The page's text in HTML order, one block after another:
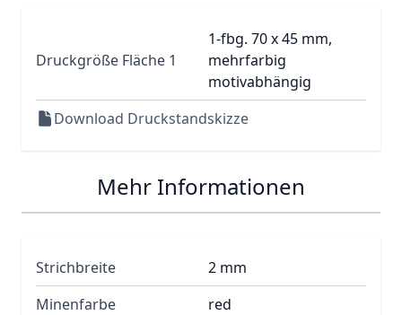
Druckgröße Fläche 1
1-fbg. 70 x 45 mm,
mehrfarbig
motivabhängig
Download Druckstandskizze
Mehr Informationen
Strichbreite
2 mm
Minenfarbe
red